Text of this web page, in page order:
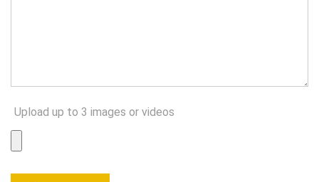
Upload up to 3 images or videos